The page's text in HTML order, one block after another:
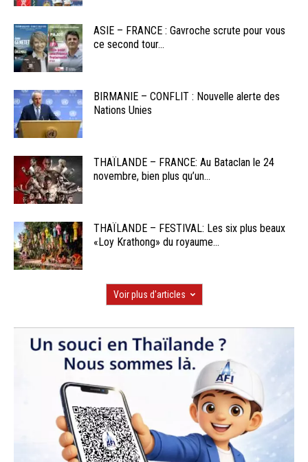
ASIE – FRANCE : Gavroche scrute pour vous
ce second tour...
BIRMANIE – CONFLIT : Nouvelle alerte des
Nations Unies
THAÏLANDE – FRANCE: Au Bataclan le 24
novembre, bien plus qu’un...
THAÏLANDE – FESTIVAL: Les six plus beaux
«Loy Krathong» du royaume...
Voir plus d'articles